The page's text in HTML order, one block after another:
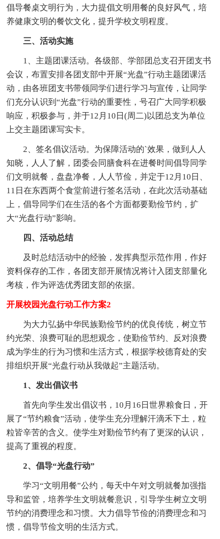
倡导餐桌文明行为，大力提倡文明用餐的良好风气，培
养健康文明的餐饮文化，提升学校文明程度。
三、活动实施
1、主题团课活动。各级部、学部团总支召开团支书
会议，布置安排各团支部中开展“光盘”行动主题团课活
动，由各班团支书带领同学们进行学习与宣传，让同学
们充分认识到“光盘”行动的重要性，号召广大同学积极
响应，积极参与，并于12月10日(周二)以团总支为单位
上交主题团课写实卡。
2、签名倡议活动。为保障活动的`效果，做到人人
知晓，人人了解，团委会同膳食科在进餐时间倡导同学
们文明就餐，盘盘净餐，人人节俭，并定于12月10日、
11日在东西两个食堂前进行签名活动，在此次活动基础
上，倡导同学们在生活的各个方面都要勤俭节约，扩
大“光盘行动”影响。
四、活动总结
及时总结活动中的经验，发挥典型示范作用，作好
资料保存的工作，各团支部开展情况将计入团支部量化
考核，作为评选优秀团支部的依据。
开展校园光盘行动工作方案2
为大力弘扬中华民族勤俭节约的优良传统，树立节
约光荣、浪费可耻的思想观念，使勤俭节约、反对浪费
成为学生的行为习惯和生活方式，根据学校德育处的安
排组织开展“光盘行动从我做起”主题活动。
1、发出倡议书
首先向学生发出倡议书，10月16日世界粮食日，开
展了“节约粮食”活动，使学生充分理解汗滴禾下土，粒
粒皆辛苦的含义。使学生对勤俭节约有了更深的认识，
提高了重视的程度。
2、倡导“光盘行动”
学习“文明用餐”公约，每天中午对文明就餐加强指
导和监管，培养学生文明就餐意识，引导学生树立文明
节约的消费理念和习惯。大力倡导节俭的消费理念和习
惯，倡导节俭文明的生活方式。